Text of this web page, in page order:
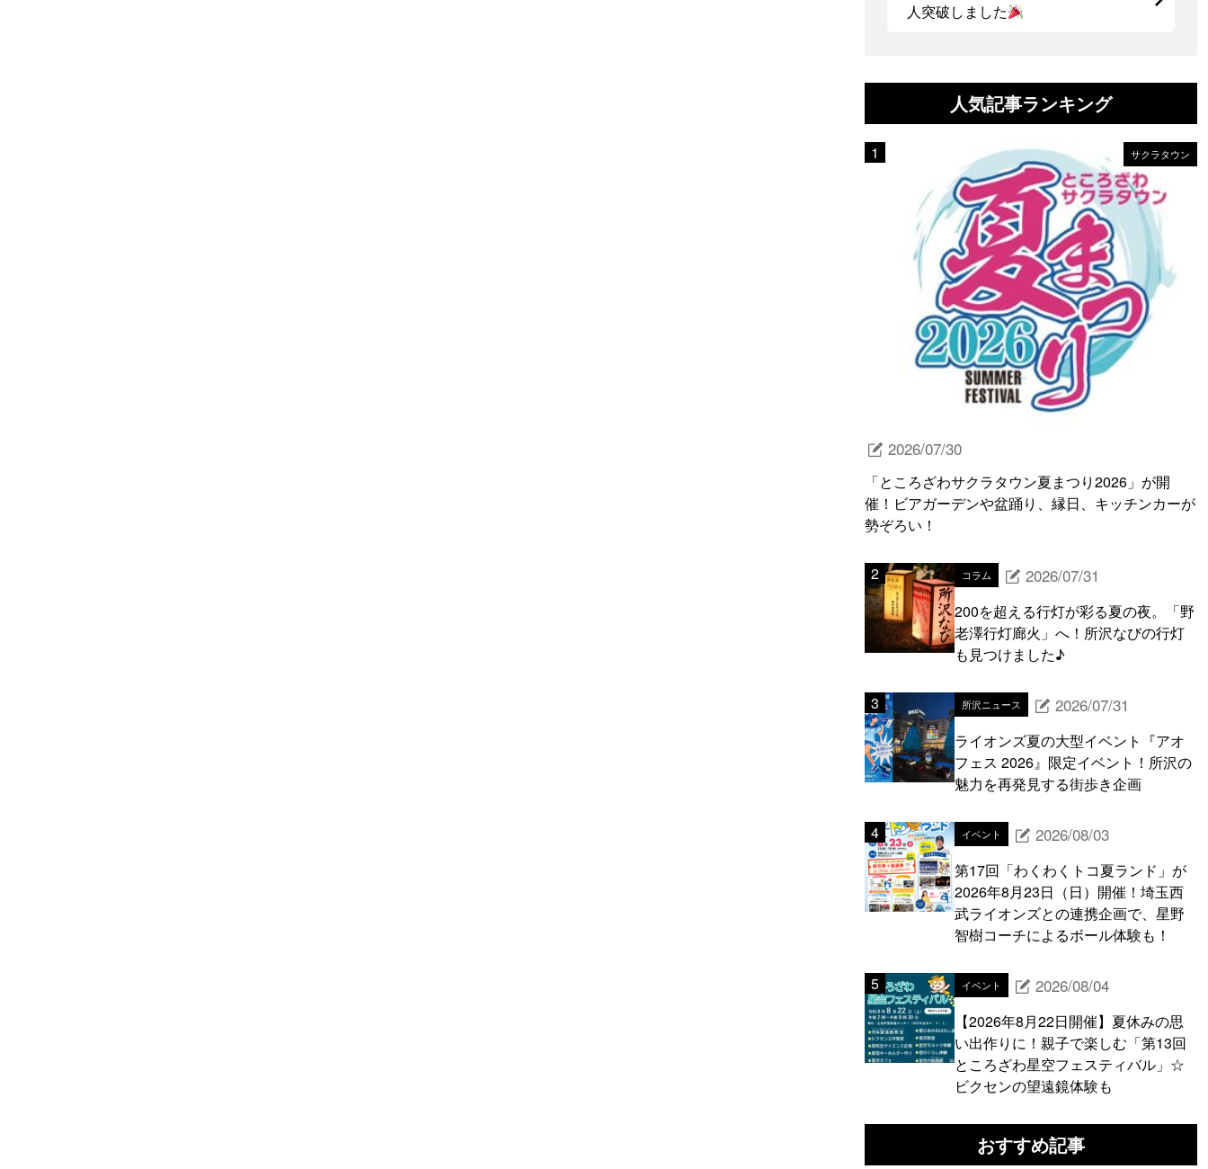
人突破しました
人気記事ランキング
サクラタウン
2026/07/30
「ところざわサクラタウン夏まつり2026」が開
催！ビアガーデンや盆踊り、縁日、キッチンカーが
勢ぞろい！
コラム 2026/07/31
200を超える行灯が彩る夏の夜。「野
老澤行灯廊火」へ！所沢なびの行灯
も見つけました♪
所沢ニュース 2026/07/31
ライオンズ夏の大型イベント『アオ
フェス 2026』限定イベント！所沢の
魅力を再発見する街歩き企画
イベント 2026/08/03
第17回「わくわくトコ夏ランド」が
2026年8月23日（日）開催！埼玉西
武ライオンズとの連携企画で、星野
智樹コーチによるボール体験も！
イベント 2026/08/04
【2026年8月22日開催】夏休みの思
い出作りに！親子で楽しむ「第13回
ところざわ星空フェスティバル」☆
ビクセンの望遠鏡体験も
おすすめ記事